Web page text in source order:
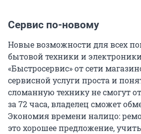
Сервис по-новому
Новые возможности для всех
бытовой техники и
«Быстросервис» от сети
сервисной услуги проста и
сломанную технику не смогут
за 72 часа, владелец сможет
Экономия времени налицо:
это хорошее предложение,